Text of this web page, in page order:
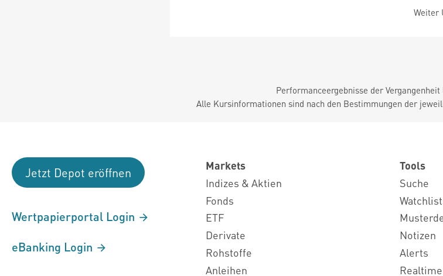
Weiter
Performanceergebnisse der
Alle Kursinformationen sind nach den Bestimmungen der
Jetzt Depot eröffnen
Wertpapierportal Login
eBanking Login
Markets
Indizes & Aktien
Fonds
ETF
Derivate
Rohstoffe
Anleihen
Tools
Suche
Notizen
Alerts